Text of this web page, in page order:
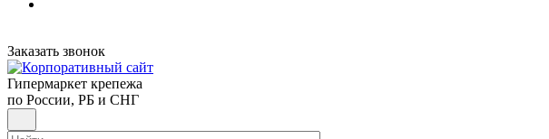
Заказать звонок
Гипермаркет крепежа
по России, РБ и СНГ